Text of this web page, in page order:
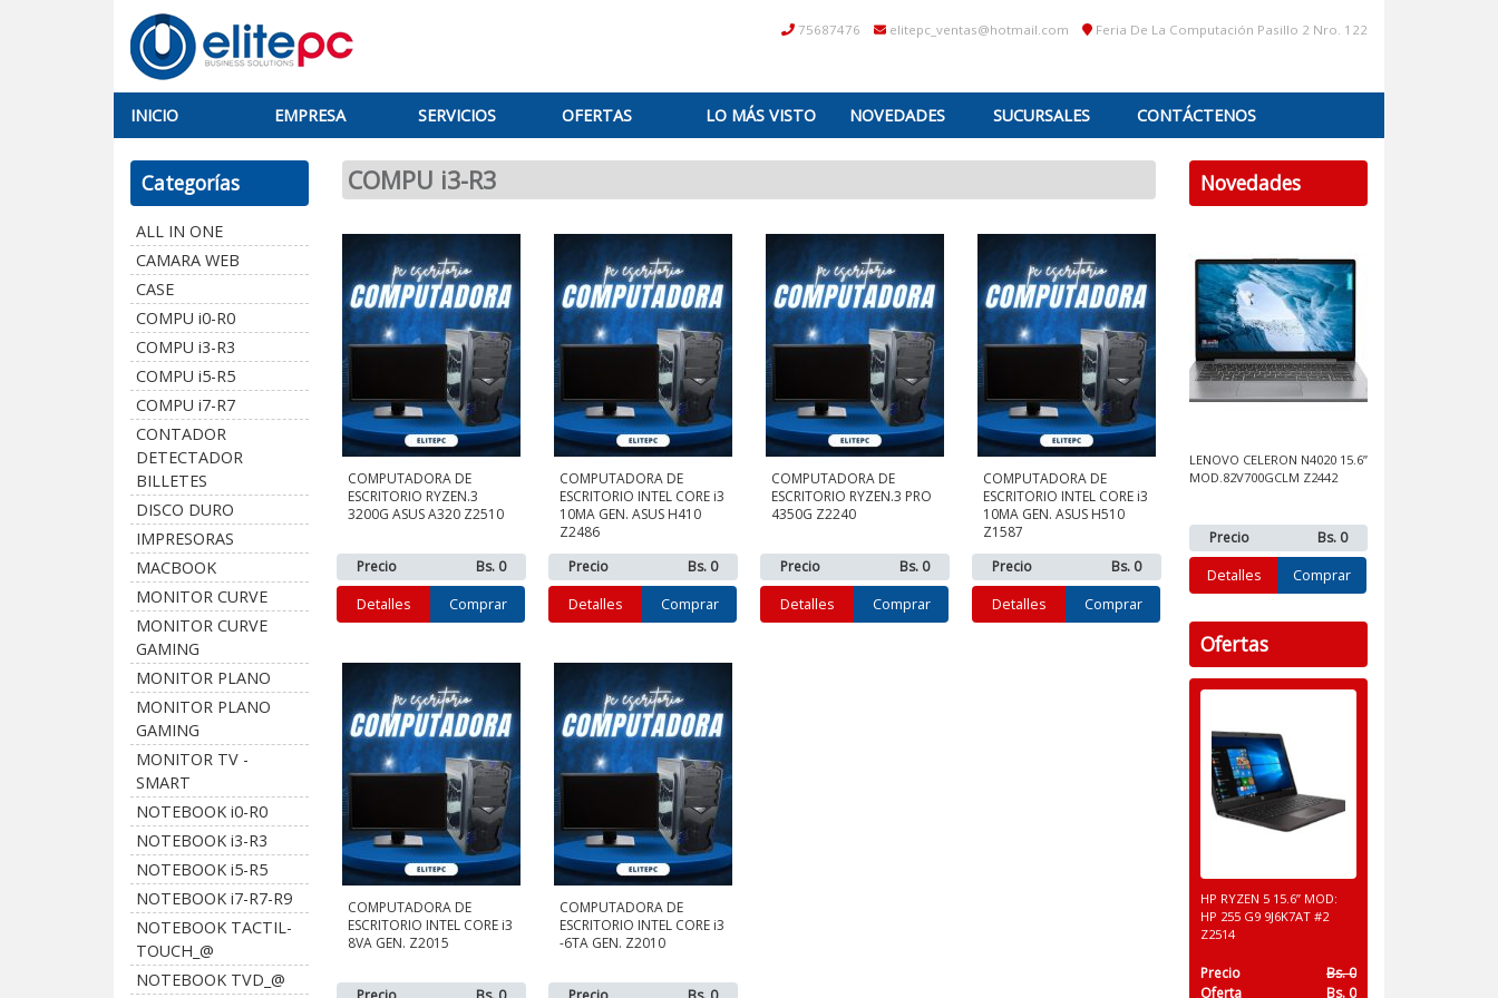
75687476 elitepc_ventas@hotmail.com Feria De La Computación Pasillo 2 Nro. 122
INICIO EMPRESA SERVICIOS OFERTAS LO MÁS VISTO NOVEDADES SUCURSALES CONTÁCTENOS
Categorías
ALL IN ONE
CAMARA WEB
CASE
COMPU i0-R0
COMPU i3-R3
COMPU i5-R5
COMPU i7-R7
CONTADOR
DETECTADOR
BILLETES
DISCO DURO
IMPRESORAS
MACBOOK
MONITOR CURVE
MONITOR CURVE
GAMING
MONITOR PLANO
MONITOR PLANO
GAMING
MONITOR TV -
SMART
NOTEBOOK i0-R0
NOTEBOOK i3-R3
NOTEBOOK i5-R5
NOTEBOOK i7-R7-R9
NOTEBOOK TACTIL-
TOUCH_@
NOTEBOOK TVD_@
COMPU i3-R3
COMPUTADORA DE
ESCRITORIO RYZEN.3
3200G ASUS A320 Z2510
Precio Bs. 0
Detalles Comprar
COMPUTADORA DE
ESCRITORIO INTEL CORE i3
10MA GEN. ASUS H410
Z2486
Precio
Bs. 0
Detalles Comprar
COMPUTADORA DE
ESCRITORIO RYZEN.3 PRO
4350G Z2240
Precio Bs. 0
Detalles Comprar
COMPUTADORA DE
ESCRITORIO INTEL CORE i3
10MA GEN. ASUS H510
Z1587
Precio
Bs. 0
Detalles Comprar
COMPUTADORA DE
ESCRITORIO INTEL CORE i3
8VA GEN. Z2015
COMPUTADORA DE
ESCRITORIO INTEL CORE i3
-6TA GEN. Z2010
Novedades
LENOVO CELERON N4020 15.6”
MOD.82V700GCLM Z2442
Precio Bs. 0
Detalles Comprar
Ofertas
HP RYZEN 5 15.6” MOD:
HP 255 G9 9J6K7AT #2
Z2514
Precio
Bs. 0
Oferta
Bs. 0